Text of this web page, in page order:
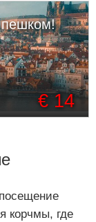
€ 14
корчмы, где